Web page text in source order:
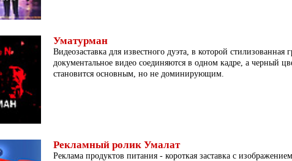
Уматурман
Видеозаставка для известного дуэта, в которой стилизованная
документальное видео соединяются в одном кадре, а черный
становится основным, но не доминирующим.
Рекламный ролик Умалат
Реклама продуктов питания - короткая заставка с